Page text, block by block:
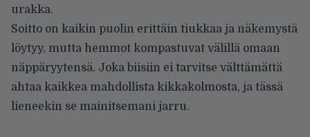
urakka.
Soitto on kaikin puolin erittäin tiukkaa ja näkemystä
löytyy, mutta hemmot kompastuvat välillä omaan
näppäryytensä. Joka biisiin ei tarvitse välttämättä
ahtaa kaikkea mahdollista kikkakolmosta, ja tässä
lieneekin se mainitsemani jarru.